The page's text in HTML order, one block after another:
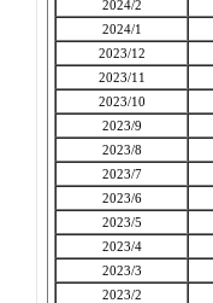
2024/2
2024/1
2023/12
2023/11
2023/10
2023/9
2023/8
2023/7
2023/6
2023/5
2023/4
2023/3
2023/2